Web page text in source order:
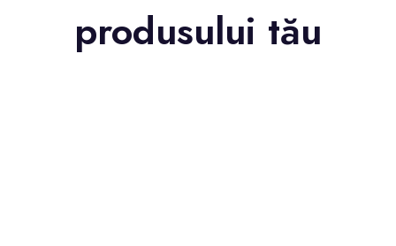
produsului tău